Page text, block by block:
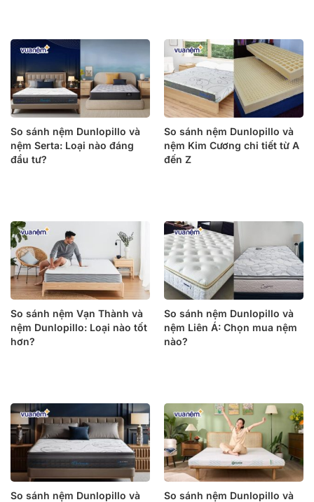
So sánh nệm Dunlopillo và
nệm Serta: Loại nào đáng
đầu tư?
So sánh nệm Dunlopillo và
nệm Kim Cương chi tiết từ A
đến Z
So sánh nệm Vạn Thành và
nệm Dunlopillo: Loại nào tốt
hơn?
So sánh nệm Dunlopillo và
nệm Liên Á: Chọn mua nệm
nào?
So sánh nệm Dunlopillo và
So sánh nệm Dunlopillo và